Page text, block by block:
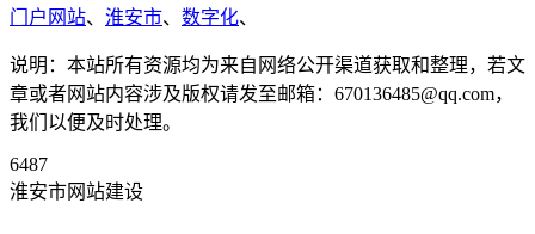
门户网站、 淮安市、 数字化、
说明：本站所有资源均为来自网络公开渠道获取和整理，若文
章或者网站内容涉及版权请发至邮箱：670136485@qq.com，
我们以便及时处理。
6487
淮安市网站建设